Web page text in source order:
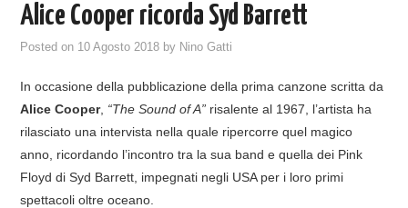
Alice Cooper ricorda Syd Barrett
Posted on 10 Agosto 2018 by Nino Gatti
In occasione della pubblicazione della prima canzone scritta da
Alice Cooper, “The Sound of A” risalente al 1967, l’artista ha
rilasciato una intervista nella quale ripercorre quel magico
anno, ricordando l’incontro tra la sua band e quella dei Pink
Floyd di Syd Barrett, impegnati negli USA per i loro primi
spettacoli oltre oceano.